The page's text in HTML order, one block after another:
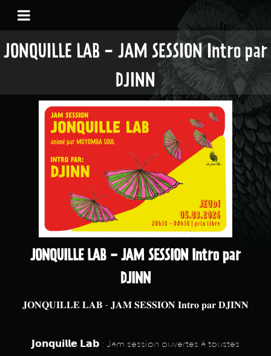
JONQUILLE LAB - JAM SESSION Intro par
DJINN
JONQUILLE LAB - JAM SESSION Intro par
DJINN
𝐉𝐎𝐍𝐐𝐔𝐈𝐋𝐋𝐄 𝐋𝐀𝐁 - 𝐉𝐀𝐌 𝐒𝐄𝐒𝐒𝐈𝐎𝐍 𝐈𝐧𝐭𝐫𝐨 𝐩𝐚𝐫 𝐃𝐉𝐈𝐍𝐍
𝗝𝗼𝗻𝗾𝘂𝗶𝗹𝗹𝗲 𝗟𝗮𝗯 : Jam session ouvertes à toustes